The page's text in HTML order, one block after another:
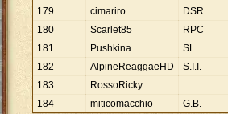
179
cimariro DSR
180
Scarlet85 RPC
181
Pushkina SL
182
AlpineReaggaeHD S.I.I.
183
RossoRicky
184
miticomacchio G.B.